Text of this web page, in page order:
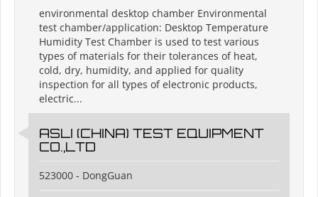
environmental desktop chamber Environmental
test chamber/application: Desktop Temperature
Humidity Test Chamber is used to test various
types of materials for their tolerances of heat,
cold, dry, humidity, and applied for quality
inspection for all types of electronic products,
electric...
ASLI (CHINA) TEST EQUIPMENT
CO.,LTD
523000 - DongGuan